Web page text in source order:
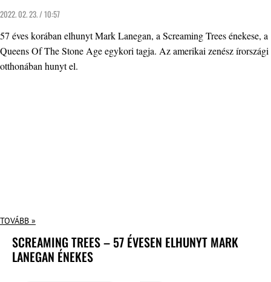
2022. 02. 23. / 10:57
57 éves korában elhunyt Mark Lanegan, a Screaming Trees énekese, a
Queens Of The Stone Age egykori tagja. Az amerikai zenész írországi
otthonában hunyt el.
TOVÁBB »
SCREAMING TREES – 57 ÉVESEN ELHUNYT MARK
LANEGAN ÉNEKES